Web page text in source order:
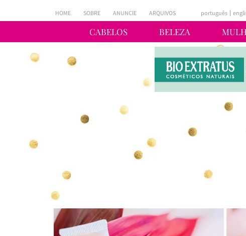
CABELOS BELEZA
HOME SOBRE ANUNCIE ARQUIVOS português